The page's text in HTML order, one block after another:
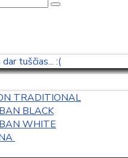
tuščias... :(
TRADITIONAL
BLACK
WHITE